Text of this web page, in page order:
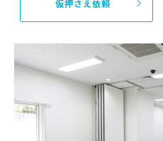
仮押さえ依頼